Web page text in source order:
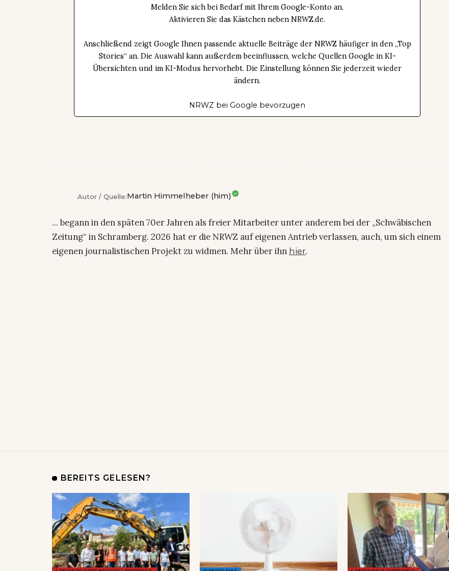
Melden Sie sich bei Bedarf mit Ihrem Google-Konto an.
Aktivieren Sie das Kästchen neben NRWZ.de.
Anschließend zeigt Google Ihnen passende aktuelle Beiträge der NRWZ häufiger in den „Top
Stories“ an. Die Auswahl kann außerdem beeinflussen, welche Quellen Google in KI-
Übersichten und im KI-Modus hervorhebt. Die Einstellung können Sie jederzeit wieder
ändern.
NRWZ bei Google bevorzugen
Autor / Quelle:Martin Himmelheber (him)
... begann in den späten 70er Jahren als freier Mitarbeiter unter anderem bei der „Schwäbischen
Zeitung“ in Schramberg. 2026 hat er die NRWZ auf eigenen Antrieb verlassen, auch, um sich einem
eigenen journalistischen Projekt zu widmen. Mehr über ihn hier.
BEREITS GELESEN?